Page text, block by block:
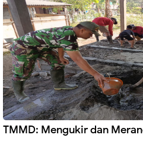
TMMD: Mengukir dan